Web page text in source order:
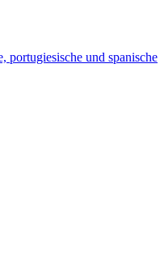
portugiesische und spanische